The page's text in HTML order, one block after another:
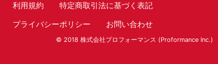
利用規約
特定商取引法に基づく表記
プライバシーポリシー
お問い合わせ
© 2018 株式会社プロフォーマンス (Proformance Inc.)